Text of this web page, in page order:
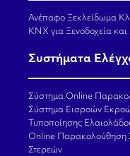
Ανέπαφο Ξεκλείδωμα
KNX για Ξενοδοχεία
Συστήματα
Σύστημα Online
Σύστημα Εισροών
Τυποποίησης
Online Παρακολούθηση
Στερεών